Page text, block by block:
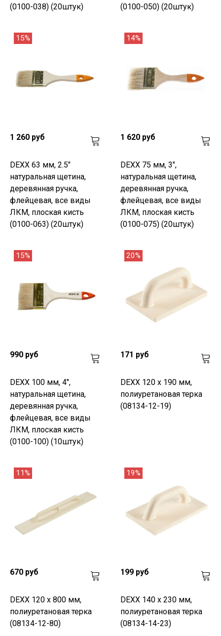
(0100-038) (20штук)
(0100-050) (20штук)
15%
1 260 руб
DEXX 63 мм, 2.5"
натуральная щетина,
деревянная ручка,
флейцевая, все виды
ЛКМ, плоская кисть
(0100-063) (20штук)
14%
1 620 руб
DEXX 75 мм, 3",
натуральная щетина,
деревянная ручка,
флейцевая, все виды
ЛКМ, плоская кисть
(0100-075) (20штук)
15%
990 руб
DEXX 100 мм, 4",
натуральная щетина,
деревянная ручка,
флейцевая, все виды
ЛКМ, плоская кисть
(0100-100) (10штук)
20%
171 руб
DEXX 120 х 190 мм,
полиуретановая терка
(08134-12-19)
11%
670 руб
DEXX 120 х 800 мм,
полиуретановая терка
(08134-12-80)
19%
199 руб
DEXX 140 х 230 мм,
полиуретановая терка
(08134-14-23)